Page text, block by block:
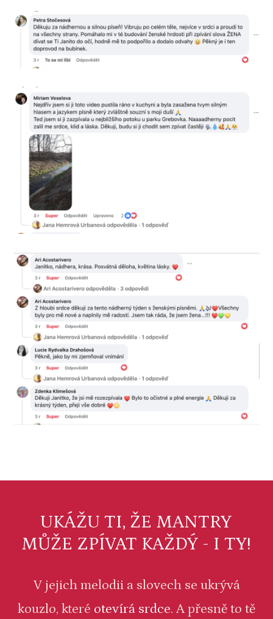
UKÁŽU TI, ŽE MANTRY
MŮŽE ZPÍVAT KAŽDÝ - I TY!
V jejich melodii a slovech se ukrývá
kouzlo, které otevírá srdce. A přesně to tě